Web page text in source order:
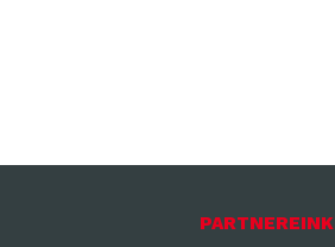
PARTNEREINK